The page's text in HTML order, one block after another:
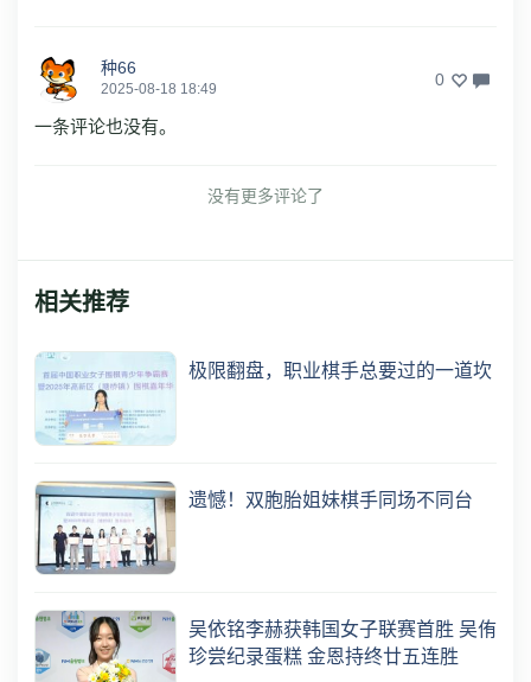
种66
2025-08-18 18:49 0
一条评论也没有。
没有更多评论了
相关推荐
极限翻盘，职业棋手总要过的一道坎
遗憾！双胞胎姐妹棋手同场不同台
吴依铭李赫获韩国女子联赛首胜 吴侑
珍尝纪录蛋糕 金恩持终廿五连胜